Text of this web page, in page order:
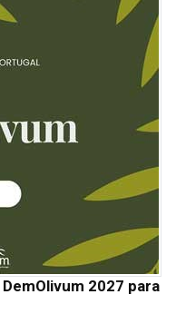
2027 para